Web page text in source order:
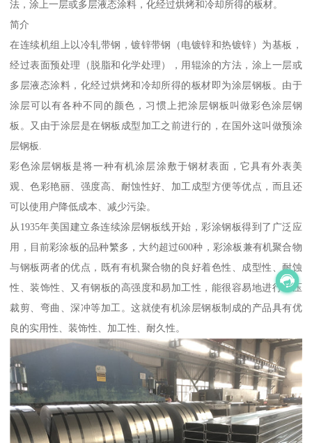
法，涂上一层或多层液态涂料，化经过烘烤和冷却所得的板材。
简介
在连续机组上以冷轧带钢，镀锌带钢（电镀锌和热镀锌）为基板，
经过表面预处理（脱脂和化学处理），用辊涂的方法，涂上一层或
多层液态涂料，化经过烘烤和冷却所得的板材即为涂层钢板。由于
涂层可以有各种不同的颜色，习惯上把涂层钢板叫做彩色涂层钢
板。又由于涂层是在钢板成型加工之前进行的，在国外这叫做预涂
层钢板.
彩色涂层钢板是将一种有机涂层涂敷于钢材表面，它具有外表美
观、色彩艳丽、强度高、耐蚀性好、加工成型方便等优点，而且还
可以使用户降低成本、减少污染。
从1935年美国建立条连续涂层钢板线开始，彩涂钢板得到了广泛应
用，目前彩涂板的品种繁多，大约超过600种，彩涂板兼有机聚合物
与钢板两者的优点，既有有机聚合物的良好着色性、成型性、耐蚀
性、装饰性、又有钢板的高强度和易加工性，能很容易地进行冲压
裁剪、弯曲、深冲等加工。这就使有机涂层钢板制成的产品具有优
良的实用性、装饰性、加工性、耐久性。